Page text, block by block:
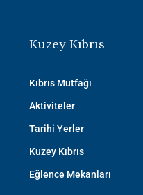
Kuzey Kıbrıs
Kıbrıs Mutfağı
Aktiviteler
Tarihi Yerler
Kuzey Kıbrıs
Eğlence Mekanları